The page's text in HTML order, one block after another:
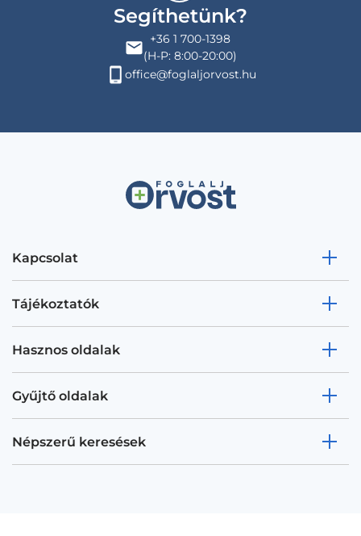
Segíthetünk?
+36 1 700-1398
(H-P: 8:00-20:00)
office@foglaljorvost.hu
Kapcsolat
Tájékoztatók
Hasznos oldalak
Gyűjtő oldalak
Népszerű keresések